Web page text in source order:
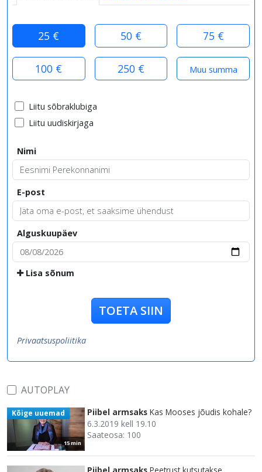
25 € 50 € 75 €
100 € 250 €
Liitu sõbraklubiga
Liitu uudiskirjaga
Nimi
E-post
Alguskuupäev
Lisa sõnum
TOETA SIIN
Privaatsuspoliitika
AUTOPLAY
15 min
Kõige uuemad Piibel armsaks Kas Mooses jõudis kohale?
6.3.2019 kell 19.10
Saateosa: 100